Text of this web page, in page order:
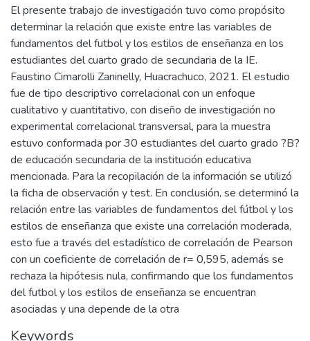
El presente trabajo de investigación tuvo como propósito
determinar la relación que existe entre las variables de
fundamentos del futbol y los estilos de enseñanza en los
estudiantes del cuarto grado de secundaria de la IE.
Faustino Cimarolli Zaninelly, Huacrachuco, 2021. El estudio
fue de tipo descriptivo correlacional con un enfoque
cualitativo y cuantitativo, con diseño de investigación no
experimental correlacional transversal, para la muestra
estuvo conformada por 30 estudiantes del cuarto grado ?B?
de educación secundaria de la institución educativa
mencionada. Para la recopilación de la información se utilizó
la ficha de observación y test. En conclusión, se determinó la
relación entre las variables de fundamentos del fútbol y los
estilos de enseñanza que existe una correlación moderada,
esto fue a través del estadístico de correlación de Pearson
con un coeficiente de correlación de r= 0,595, además se
rechaza la hipótesis nula, confirmando que los fundamentos
del futbol y los estilos de enseñanza se encuentran
asociadas y una depende de la otra
Keywords